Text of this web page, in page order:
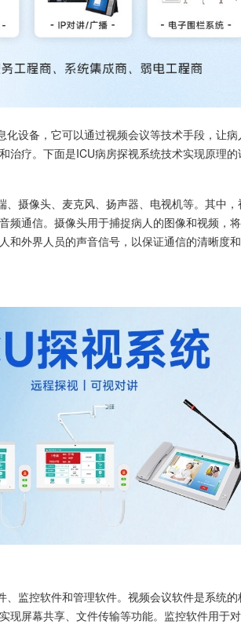
设备，它可以通过视频会议等技术手段，让
治疗。下面是ICU病房探视系统技术实现原理的
摄像头、麦克风、扬声器、电视机等。其中
频通信。摄像头用于捕捉病人的图像和视频，
和外界人员的声音信号，以保证通信的清晰度
监控软件和管理软件。视频会议软件是系统
现屏幕共享、文件传输等功能。监控软件用于